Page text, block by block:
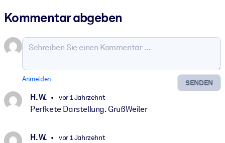
Kommentar abgeben
SENDEN
Anmelden
H. W. vor 1 Jahrzehnt
Perfkete Darstellung. GrußWeiler
H. W. vor 1 Jahrzehnt